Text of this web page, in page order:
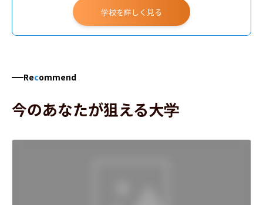
学校を詳しく見る
Recommend
今のあなたが狙える大学